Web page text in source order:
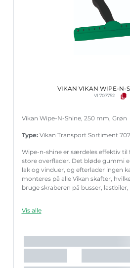
VIKAN VIKAN WIPE-N-
VI 707752
Vikan Wipe-N-Shine, 250 mm, Grøn
Type:Vikan Transport Sortiment
Wipe-n-shine er særdeles effektiv til
store overflader. Det bløde gummi
lak og vinduer, og efterlader ingen
monteres på alle Vikan skafter,
bruge skraberen på busser,
Vis alle